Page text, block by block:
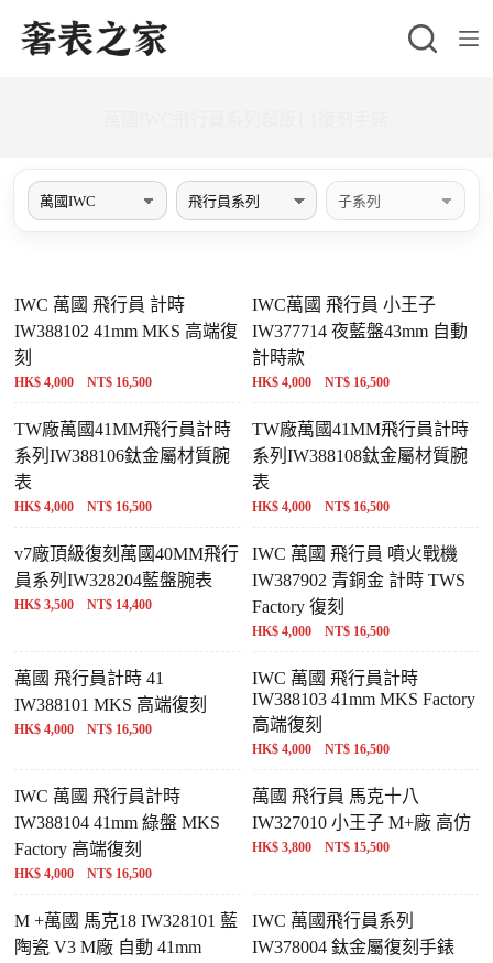
跳
至
IWC 萬國 飛行員 計時
IW388102 41mm MKS 高端復
刻
HK$ 4,000 NT$ 16,500
IWC萬國 飛行員 小王子
IW377714 夜藍盤43mm 自動
計時款
HK$ 4,000 NT$ 16,500
TW廠萬國41MM飛行員計時
系列IW388106鈦金屬材質腕
表
HK$ 4,000 NT$ 16,500
TW廠萬國41MM飛行員計時
系列IW388108鈦金屬材質腕
表
HK$ 4,000 NT$ 16,500
v7廠頂級復刻萬國40MM飛行
員系列IW328204藍盤腕表
HK$ 3,500 NT$ 14,400
IWC 萬國 飛行員 噴火戰機
IW387902 青銅金 計時 TWS
Factory 復刻
HK$ 4,000 NT$ 16,500
萬國 飛行員計時 41
IW388101 MKS 高端復刻
HK$ 4,000 NT$ 16,500
IWC 萬國 飛行員計時
IW388103 41mm MKS Factory
高端復刻
HK$ 4,000 NT$ 16,500
IWC 萬國 飛行員計時
IW388104 41mm 綠盤 MKS
Factory 高端復刻
HK$ 4,000 NT$ 16,500
萬國 飛行員 馬克十八
IW327010 小王子 M+廠 高仿
HK$ 3,800 NT$ 15,500
M +萬國 馬克18 IW328101 藍
陶瓷 V3 M廠 自動 41mm
IWC 萬國飛行員系列
IW378004 鈦金屬復刻手錶